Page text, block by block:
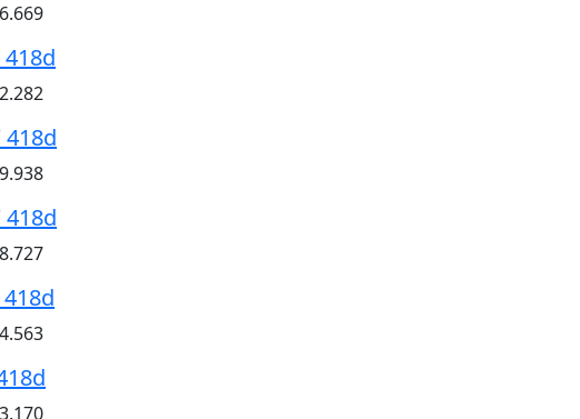
418d
418d
418d